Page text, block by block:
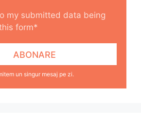
my submitted data being
form*
un singur mesaj pe zi.